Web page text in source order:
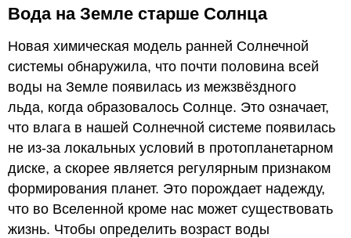
Вода на Земле старше Солнца
Новая химическая модель ранней Солнечной
системы обнаружила, что почти половина всей
воды на Земле появилась из межзвёздного
льда, когда образовалось Солнце. Это означает,
что влага в нашей Солнечной системе появилась
не из-за локальных условий в протопланетарном
диске, а скорее является регулярным признаком
формирования планет. Это порождает надежду,
что во Вселенной кроме нас может существовать
жизнь. Чтобы определить возраст воды